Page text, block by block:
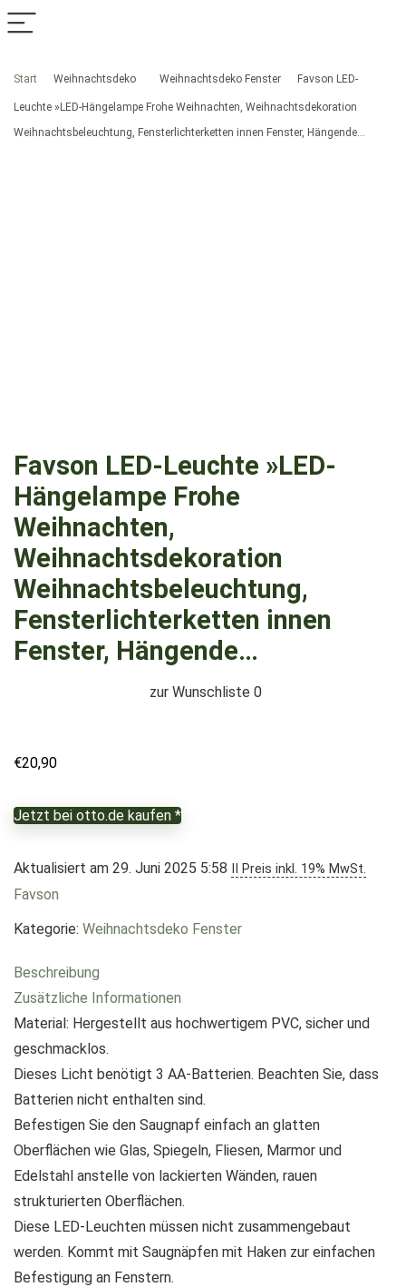
Start Weihnachtsdeko Weihnachtsdeko Fenster Favson LED-
Leuchte »LED-Hängelampe Frohe Weihnachten, Weihnachtsdekoration
Weihnachtsbeleuchtung, Fensterlichterketten innen Fenster, Hängende…
Favson LED-Leuchte »LED-
Hängelampe Frohe
Weihnachten,
Weihnachtsdekoration
Weihnachtsbeleuchtung,
Fensterlichterketten innen
Fenster, Hängende…
zur Wunschliste 0
€20,90
Jetzt bei otto.de kaufen *
Aktualisiert am 29. Juni 2025 5:58 II Preis inkl. 19% MwSt.
Favson
Kategorie: Weihnachtsdeko Fenster
Beschreibung
Zusätzliche Informationen
Material: Hergestellt aus hochwertigem PVC, sicher und
geschmacklos.
Dieses Licht benötigt 3 AA-Batterien. Beachten Sie, dass
Batterien nicht enthalten sind.
Befestigen Sie den Saugnapf einfach an glatten
Oberflächen wie Glas, Spiegeln, Fliesen, Marmor und
Edelstahl anstelle von lackierten Wänden, rauen
strukturierten Oberflächen.
Diese LED-Leuchten müssen nicht zusammengebaut
werden. Kommt mit Saugnäpfen mit Haken zur einfachen
Befestigung an Fenstern.